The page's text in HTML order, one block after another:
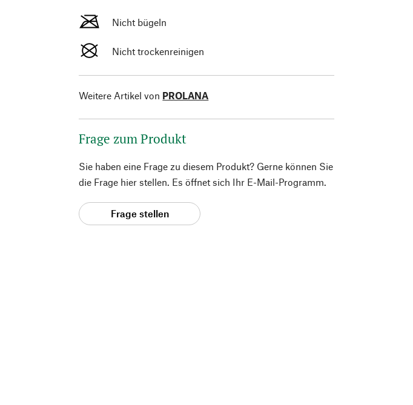
Nicht bügeln
Nicht trockenreinigen
Weitere Artikel von PROLANA
Frage zum Produkt
Sie haben eine Frage zu diesem Produkt? Gerne können Sie
die Frage hier stellen. Es öffnet sich Ihr E-Mail-Programm.
Frage stellen